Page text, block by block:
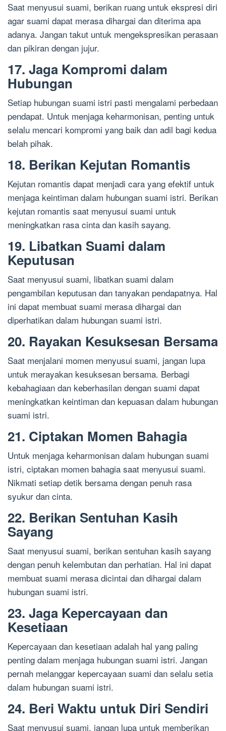
Saat menyusui suami, berikan ruang untuk ekspresi diri
agar suami dapat merasa dihargai dan diterima apa
adanya. Jangan takut untuk mengekspresikan perasaan
dan pikiran dengan jujur.
17. Jaga Kompromi dalam
Hubungan
Setiap hubungan suami istri pasti mengalami perbedaan
pendapat. Untuk menjaga keharmonisan, penting untuk
selalu mencari kompromi yang baik dan adil bagi kedua
belah pihak.
18. Berikan Kejutan Romantis
Kejutan romantis dapat menjadi cara yang efektif untuk
menjaga keintiman dalam hubungan suami istri. Berikan
kejutan romantis saat menyusui suami untuk
meningkatkan rasa cinta dan kasih sayang.
19. Libatkan Suami dalam
Keputusan
Saat menyusui suami, libatkan suami dalam
pengambilan keputusan dan tanyakan pendapatnya. Hal
ini dapat membuat suami merasa dihargai dan
diperhatikan dalam hubungan suami istri.
20. Rayakan Kesuksesan Bersama
Saat menjalani momen menyusui suami, jangan lupa
untuk merayakan kesuksesan bersama. Berbagi
kebahagiaan dan keberhasilan dengan suami dapat
meningkatkan keintiman dan kepuasan dalam hubungan
suami istri.
21. Ciptakan Momen Bahagia
Untuk menjaga keharmonisan dalam hubungan suami
istri, ciptakan momen bahagia saat menyusui suami.
Nikmati setiap detik bersama dengan penuh rasa
syukur dan cinta.
22. Berikan Sentuhan Kasih
Sayang
Saat menyusui suami, berikan sentuhan kasih sayang
dengan penuh kelembutan dan perhatian. Hal ini dapat
membuat suami merasa dicintai dan dihargai dalam
hubungan suami istri.
23. Jaga Kepercayaan dan
Kesetiaan
Kepercayaan dan kesetiaan adalah hal yang paling
penting dalam menjaga hubungan suami istri. Jangan
pernah melanggar kepercayaan suami dan selalu setia
dalam hubungan suami istri.
24. Beri Waktu untuk Diri Sendiri
Saat menyusui suami, jangan lupa untuk memberikan